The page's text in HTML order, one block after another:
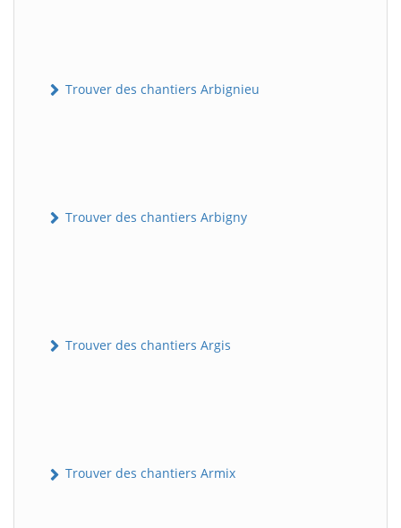
Trouver des chantiers Arbignieu
Trouver des chantiers Arbigny
Trouver des chantiers Argis
Trouver des chantiers Armix